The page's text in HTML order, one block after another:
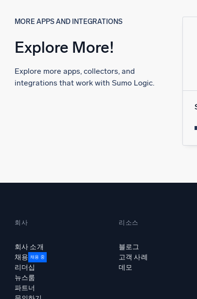
MORE APPS AND INTEGRATIONS
Explore More!
Explore more apps, collectors, and
integrations that work with Sumo Logic.
회사
회사 소개
채용 채용 중
리더십
뉴스룸
파트너
리소스
블로그
고객 사례
데모